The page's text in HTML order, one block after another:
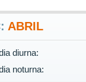
ABRIL
diurna:
noturna: